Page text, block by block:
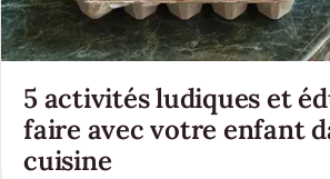
5 activités ludiques et
faire avec votre enfant
cuisine